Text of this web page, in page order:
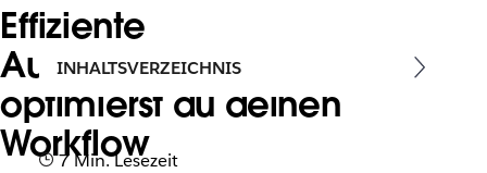
Effiziente
Aufgabenverwaltung: So
optimierst du deinen
Workflow
INHALTSVERZEICHNIS
7 Min. Lesezeit